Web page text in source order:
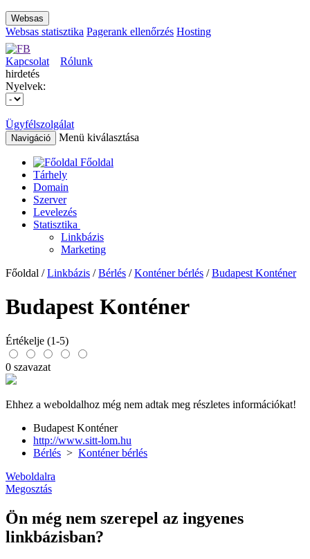
Websas
Websas statisztika Pagerank ellenőrzés Hosting
Kapcsolat
Rólunk
hirdetés
Nyelvek:
Ügyfélszolgálat
Navigáció Menü kiválasztása
Főoldal
Tárhely
Domain
Szerver
Levelezés
Statisztika
Linkbázis
Marketing
Főoldal /Linkbázis /Bérlés /Konténer bérlés /Budapest Konténer
Budapest Konténer
Értékelje (1-5)
0 szavazat
Ehhez a weboldalhoz még nem adtak meg részletes információkat!
Budapest Konténer
http://www.sitt-lom.hu
Bérlés > Konténer bérlés
Weboldalra
Megosztás
Ön még nem szerepel az ingyenes
linkbázisban?